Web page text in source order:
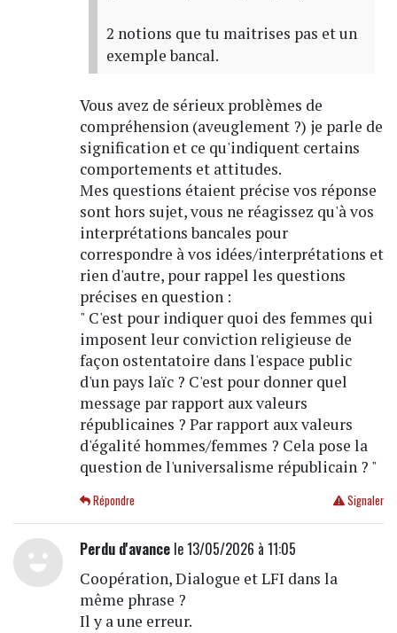
2 notions que tu maitrises pas et un
exemple bancal.
Vous avez de sérieux problèmes de
compréhension (aveuglement ?) je parle de
signification et ce qu'indiquent certains
comportements et attitudes.
Mes questions étaient précise vos réponse
sont hors sujet, vous ne réagissez qu'à vos
interprétations bancales pour
correspondre à vos idées/interprétations et
rien d'autre, pour rappel les questions
précises en question :
" C'est pour indiquer quoi des femmes qui
imposent leur conviction religieuse de
façon ostentatoire dans l'espace public
d'un pays laïc ? C'est pour donner quel
message par rapport aux valeurs
républicaines ? Par rapport aux valeurs
d'égalité hommes/femmes ? Cela pose la
question de l'universalisme républicain ? "
Signaler
Répondre
Perdu d'avancele 13/05/2026 à 11:05
Coopération, Dialogue et LFI dans la
même phrase ?
Il y a une erreur.